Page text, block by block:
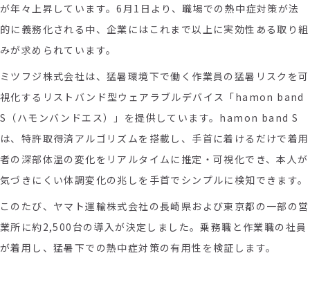
が年々上昇しています。6 月 1 日より、職場での熱中症対策が法
的に義務化される中、企業にはこれまで以上に実効性ある取り組
みが求められています。
ミツフジ株式会社は、猛暑環境下で働く作業員の猛暑リスクを可
視化するリストバンド型ウェアラブルデバイス「hamon band
S （ハモンバンドエス）」を提供しています。 hamon band S
は、特許取得済アルゴリズムを搭載し、手首に着けるだけで着用
者の深部体温の変化をリアルタイムに推定・可視化でき、本人が
気づきにくい体調変化の兆しを手首でシンプルに検知できます。
このたび、ヤマト運輸株式会社の長崎県および東京都の一部の営
業所に約2,500 台の導入が決定しました。乗務職と作業職の社員
が着用し、猛暑下での熱中症対策の有用性を検証します。